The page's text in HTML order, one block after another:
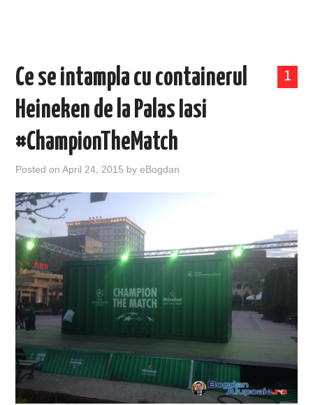
1
Ce se intampla cu containerul
Heineken de la Palas Iasi
#ChampionTheMatch
Posted onApril 24, 2015 byeBogdan